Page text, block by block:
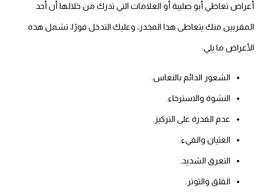
أعراض تعاطي أبو صليبة أو العلامات التي تدرك من خلالها أن أحد
المقربين منك يتعاطى هذا المخدر، وعليك التدخل فورًا، تشمل هذه
الأعراض ما يلي:
الشعور الدائم بالنعاس.
النشوة والاسترخاء.
عدم القدرة على التركيز.
الغثيان والقيء.
التعرق الشديد.
القلق والتوتر.